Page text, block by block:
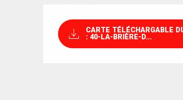
CARTE TÉLÉCHARGABLE
: 40-LA-BRIÈRE-D...